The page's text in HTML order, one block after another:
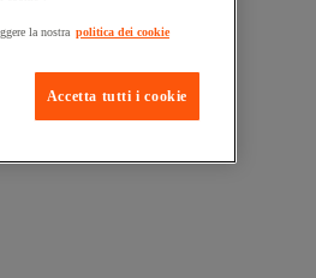
la nostra politica dei cookie
Accetta tutti i cookie